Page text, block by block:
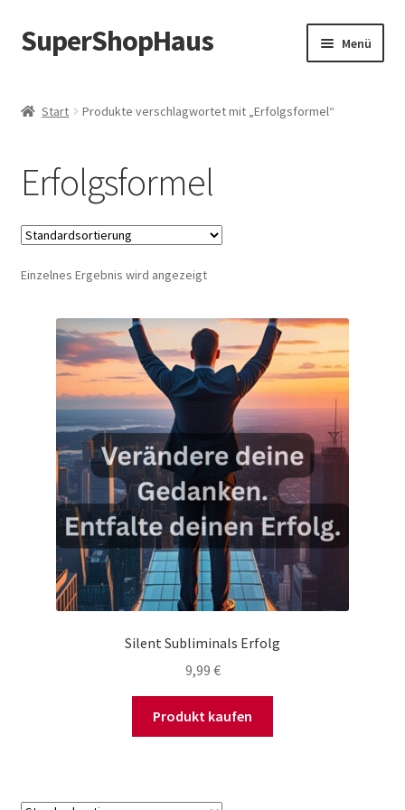
Zur
Navigation
Zum
Inhalt
SuperShopHaus Menü
Start Produkte verschlagwortet mit „Erfolgsformel“
Erfolgsformel
Einzelnes Ergebnis wird angezeigt
Silent Subliminals Erfolg
9,99 €
Produkt kaufen